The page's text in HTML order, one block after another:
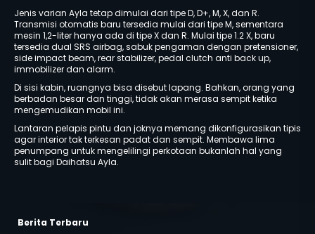
Jenis varian Ayla tetap dimulai dari tipe D, D+, M, X, dan R.
Transmisi otomatis baru tersedia mulai dari tipe M, sementara
mesin 1,2-liter hanya ada di tipe X dan R. Mulai tipe 1.2 X, baru
tersedia dual SRS airbag, sabuk pengaman dengan pretensioner,
side impact beam, rear stabilizer, pedal clutch anti back up,
immobilizer dan alarm.
Di sisi kabin, ruangnya bisa disebut lapang. Bahkan, orang yang
berbadan besar dan tinggi, tidak akan merasa sempit ketika
mengemudikan mobil ini.
Lantaran pelapis pintu dan joknya memang dikonfigurasikan tipis
agar interior tak terkesan padat dan sempit. Membawa lima
penumpang untuk mengelilingi perkotaan bukanlah hal yang
sulit bagi Daihatsu Ayla.
Berita Terbaru